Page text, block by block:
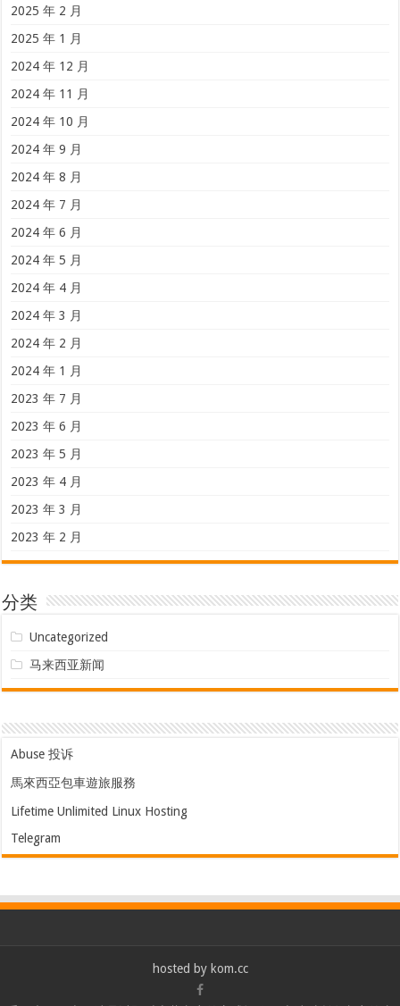
2025 年 2 月
2025 年 1 月
2024 年 12 月
2024 年 11 月
2024 年 10 月
2024 年 9 月
2024 年 8 月
2024 年 7 月
2024 年 6 月
2024 年 5 月
2024 年 4 月
2024 年 3 月
2024 年 2 月
2024 年 1 月
2023 年 7 月
2023 年 6 月
2023 年 5 月
2023 年 4 月
2023 年 3 月
2023 年 2 月
分类
Uncategorized
马来西亚新闻
Abuse 投诉
馬來西亞包車遊旅服務
Lifetime Unlimited Linux Hosting
Telegram
hosted by kom.cc